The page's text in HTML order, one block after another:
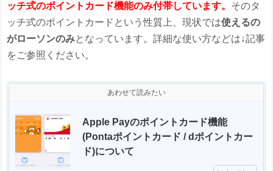
ッチ式のポイントカード機能のみ付帯しています。 そのタ
ッチ式のポイントカードという性質上、現状では使えるの
がローソンのみとなっています。詳細な使い方などは↓記事
をご参照ください。
あわせて読みたい
Apple Payのポイントカード機能
(Pontaポイントカード / dポイントカー
ド)について